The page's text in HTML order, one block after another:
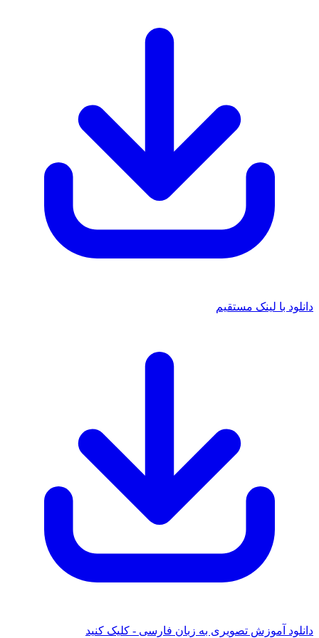
با لینک مستقیم
آموزش تصویری به زبان فارسی - کلیک کنید